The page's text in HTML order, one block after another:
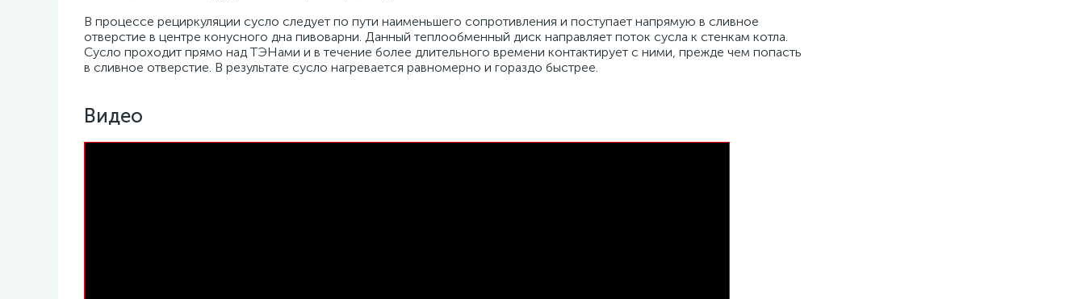
В процессе рециркуляции сусло следует по пути наименьшего сопротивления и поступает напрямую в сливное
отверстие в центре конусного дна пивоварни. Данный теплообменный диск направляет поток сусла к стенкам котла.
Сусло проходит прямо над ТЭНами и в течение более длительного времени контактирует с ними, прежде чем попасть
в сливное отверстие. В результате сусло нагревается равномерно и гораздо быстрее.
Видео